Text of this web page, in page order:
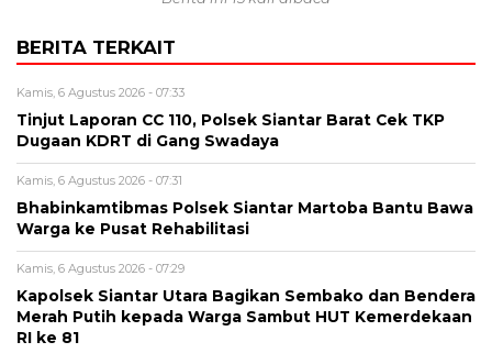
BERITA TERKAIT
Kamis, 6 Agustus 2026 - 07:33
Tinjut Laporan CC 110, Polsek Siantar Barat Cek TKP
Dugaan KDRT di Gang Swadaya
Kamis, 6 Agustus 2026 - 07:31
Bhabinkamtibmas Polsek Siantar Martoba Bantu Bawa
Warga ke Pusat Rehabilitasi
Kamis, 6 Agustus 2026 - 07:29
Kapolsek Siantar Utara Bagikan Sembako dan Bendera
Merah Putih kepada Warga Sambut HUT Kemerdekaan
RI ke 81